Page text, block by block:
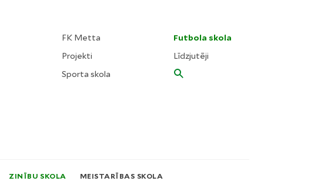
FK Metta
Projekti
Sporta skola
Futbola skola
Līdzjutēji
ZINĪBU SKOLA MEISTARĪBAS SKOLA